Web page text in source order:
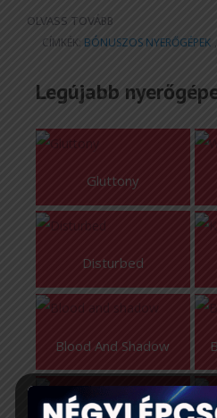
OLVASS TOVÁBB
CÍMKÉK: BÓNUSZOS NYERŐGÉPEK ,
Legújabb
Gluttony
Disturbed
Blood And Shadow